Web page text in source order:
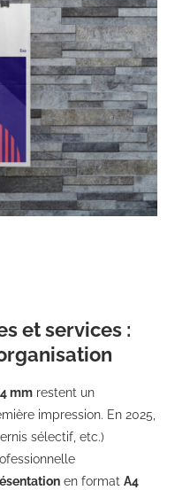
et services :
mm restent un
impression. En 2025,
sélectif, etc.)
en format A4